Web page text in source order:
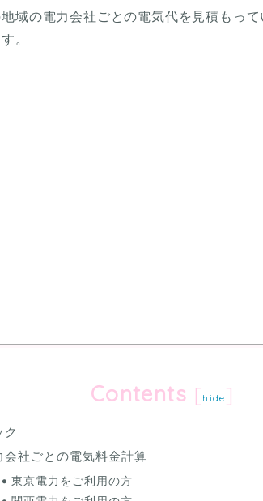
域の電力会社ごとの電気代を見積もっ
。
Contents [ hide ]
ク
会社ごとの電気料金計算
東京電力をご利用の方